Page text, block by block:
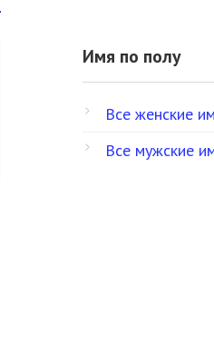
Имя по полу
Все женские
Все мужские